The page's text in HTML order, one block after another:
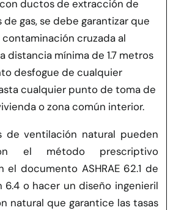
ductos de extracción de
gas, se debe garantizar que
contaminación cruzada al
distancia mínima de 1.7 metros
desfogue de cualquier
cualquier punto de toma de
o zona común interior.
de ventilación natural pueden
el método prescriptivo
el documento ASHRAE 62.1 de
6.4 o hacer un diseño ingenieril
natural que garantice las tasas